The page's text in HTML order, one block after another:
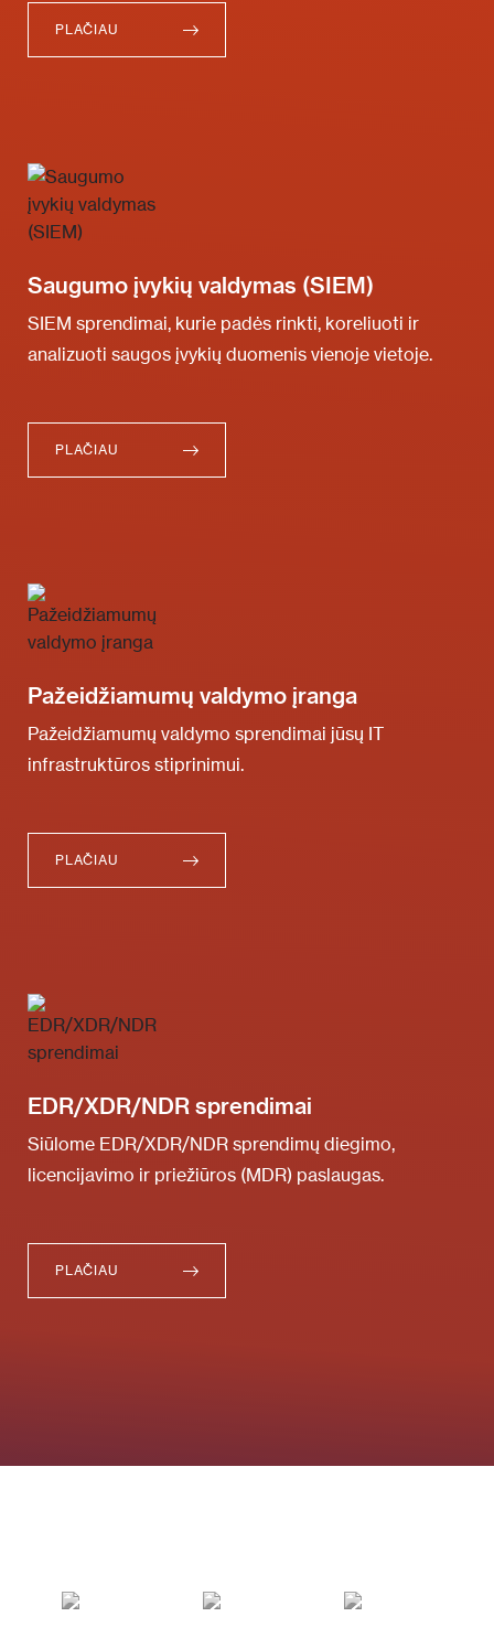
PLAČIAU
Saugumo įvykių valdymas (SIEM)
SIEM sprendimai, kurie padės rinkti, koreliuoti ir
analizuoti saugos įvykių duomenis vienoje vietoje.
PLAČIAU
Pažeidžiamumų valdymo įranga
Pažeidžiamumų valdymo sprendimai jūsų IT
infrastruktūros stiprinimui.
PLAČIAU
EDR/XDR/NDR sprendimai
Siūlome EDR/XDR/NDR sprendimų diegimo,
licencijavimo ir priežiūros (MDR) paslaugas.
PLAČIAU